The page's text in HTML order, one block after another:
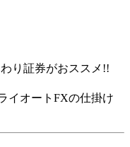
り証券がおススメ!!
イオートFXの仕掛け